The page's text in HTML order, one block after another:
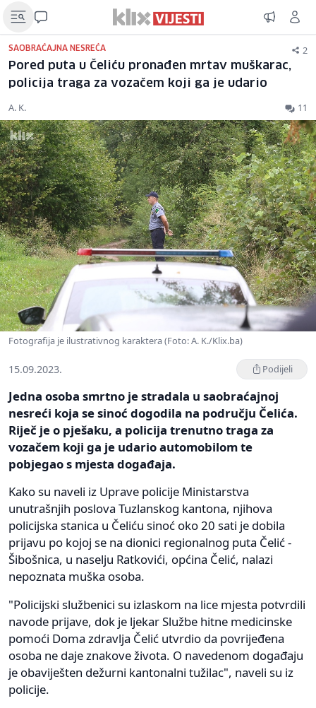
SAOBRAĆAJNA NESREĆA 2
Pored puta u Čeliću pronađen mrtav muškarac,
policija traga za vozačem koji ga je udario
A. K. 11
Fotografija je ilustrativnog karaktera (Foto: A. K./Klix.ba)
15.09.2023. Podijeli
Jedna osoba smrtno je stradala u saobraćajnoj
nesreći koja se sinoć dogodila na području Čelića.
Riječ je o pješaku, a policija trenutno traga za
vozačem koji ga je udario automobilom te
pobjegao s mjesta događaja.
Kako su naveli iz Uprave policije Ministarstva
unutrašnjih poslova Tuzlanskog kantona, njihova
policijska stanica u Čeliću sinoć oko 20 sati je dobila
prijavu po kojoj se na dionici regionalnog puta Čelić -
Šibošnica, u naselju Ratkovići, općina Čelić, nalazi
nepoznata muška osoba.
"Policijski službenici su izlaskom na lice mjesta potvrdili
navode prijave, dok je ljekar Službe hitne medicinske
pomoći Doma zdravlja Čelić utvrdio da povrijeđena
osoba ne daje znakove života. O navedenom događaju
je obaviješten dežurni kantonalni tužilac", naveli su iz
policije.